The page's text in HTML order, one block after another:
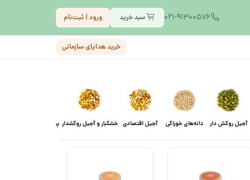
021-91300576 سبد خرید ورود | ثبت‌نام
خرید هدایای سازمانی
آجیل روکش دار دانه‌های خوراکی آجیل اقتصادی خشکبار و آجیل روکشدار پسته احمد‌آقایی